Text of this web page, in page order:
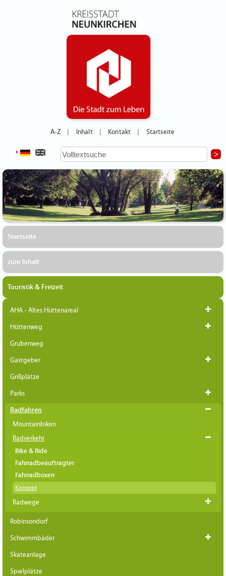
A-Z Inhalt Kontakt Startseite
Startseite
zum Inhalt
Touristik & Freizeit
AHA - Altes Hüttenareal
Hüttenweg
Grubenweg
Gastgeber
Grillplätze
Parks
Radfahren
Mountainbiken
Radverkehr
Bike & Ride
Fahrradbeauftragter
Fahrradboxen
Konzept
Radwege
Robinsondorf
Schwimmbäder
Skateanlage
Spielplätze